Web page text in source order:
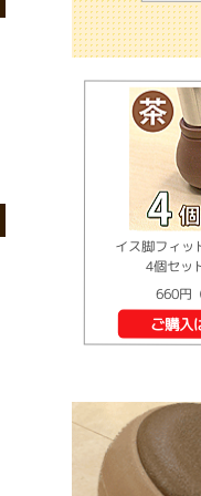
イス脚フィッ
4個セッ
660円
ご購入